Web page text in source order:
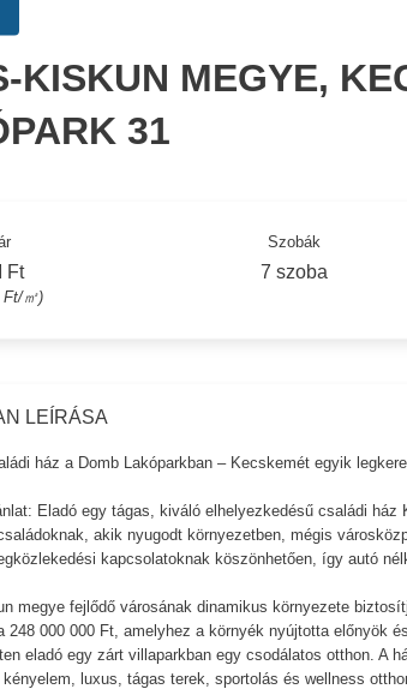
KISKUN MEGYE,
31
Ft
Ft/㎡)
Szobák
7 szoba
LEÍRÁSA
ház a Domb Lakóparkban – Kecskemét egyik
Eladó egy tágas, kiváló elhelyezkedésű családi
akik nyugodt környezetben, mégis
kapcsolatoknak köszönhetően, így autó
megye fejlődő városának dinamikus környezete
248 000 000 Ft, amelyhez a környék nyújtotta előnyök
eladó egy zárt villaparkban egy csodálatos otthon. A
luxus, tágas terek, sportolás és wellness